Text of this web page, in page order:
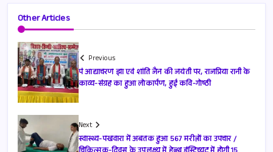
Other Articles
Previous
पं आद्याचरण झा एवं शांति जैन की जयंती पर, राजप्रिया रानी के
काव्य-संग्रह का हुआ लोकार्पण, हुई कवि-गोष्ठी
Next
स्वास्थ्य-पखवारा में अबतक हुआ 567 मरीज़ों का उपचार /